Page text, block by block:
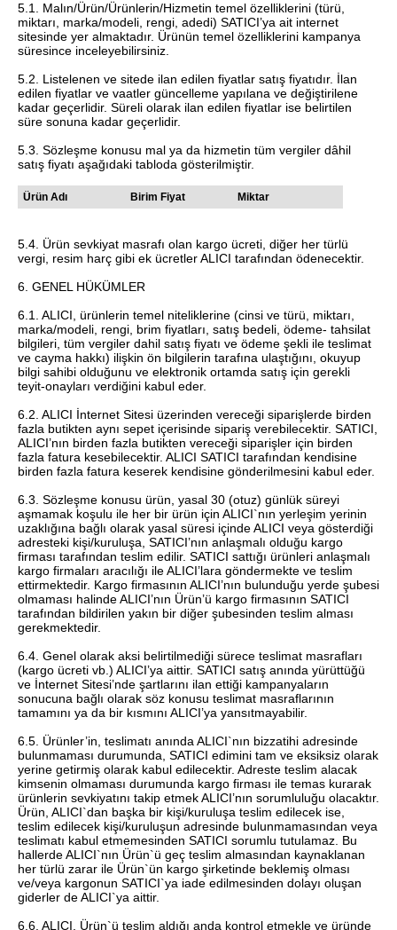
5.1. Malın/Ürün/Ürünlerin/Hizmetin temel özelliklerini (türü,
miktarı, marka/modeli, rengi, adedi) SATICI’ya ait internet
sitesinde yer almaktadır. Ürünün temel özelliklerini kampanya
süresince inceleyebilirsiniz.
5.2. Listelenen ve sitede ilan edilen fiyatlar satış fiyatıdır. İlan
edilen fiyatlar ve vaatler güncelleme yapılana ve değiştirilene
kadar geçerlidir. Süreli olarak ilan edilen fiyatlar ise belirtilen
süre sonuna kadar geçerlidir.
5.3. Sözleşme konusu mal ya da hizmetin tüm vergiler dâhil
satış fiyatı aşağıdaki tabloda gösterilmiştir.
Ürün Adı Birim Fiyat Miktar
5.4. Ürün sevkiyat masrafı olan kargo ücreti, diğer her türlü
vergi, resim harç gibi ek ücretler ALICI tarafından ödenecektir.
6. GENEL HÜKÜMLER
6.1. ALICI, ürünlerin temel niteliklerine (cinsi ve türü, miktarı,
marka/modeli, rengi, brim fiyatları, satış bedeli, ödeme- tahsilat
bilgileri, tüm vergiler dahil satış fiyatı ve ödeme şekli ile teslimat
ve cayma hakkı) ilişkin ön bilgilerin tarafına ulaştığını, okuyup
bilgi sahibi olduğunu ve elektronik ortamda satış için gerekli
teyit-onayları verdiğini kabul eder.
6.2. ALICI İnternet Sitesi üzerinden vereceği siparişlerde birden
fazla butikten aynı sepet içerisinde sipariş verebilecektir. SATICI,
ALICI’nın birden fazla butikten vereceği siparişler için birden
fazla fatura kesebilecektir. ALICI SATICI tarafından kendisine
birden fazla fatura keserek kendisine gönderilmesini kabul eder.
6.3. Sözleşme konusu ürün, yasal 30 (otuz) günlük süreyi
aşmamak koşulu ile her bir ürün için ALICI`nın yerleşim yerinin
uzaklığına bağlı olarak yasal süresi içinde ALICI veya gösterdiği
adresteki kişi/kuruluşa, SATICI’nın anlaşmalı olduğu kargo
firması tarafından teslim edilir. SATICI sattığı ürünleri anlaşmalı
kargo firmaları aracılığı ile ALICI’lara göndermekte ve teslim
ettirmektedir. Kargo firmasının ALICI’nın bulunduğu yerde şubesi
olmaması halinde ALICI’nın Ürün’ü kargo firmasının SATICI
tarafından bildirilen yakın bir diğer şubesinden teslim alması
gerekmektedir.
6.4. Genel olarak aksi belirtilmediği sürece teslimat masrafları
(kargo ücreti vb.) ALICI’ya aittir. SATICI satış anında yürüttüğü
ve İnternet Sitesi’nde şartlarını ilan ettiği kampanyaların
sonucuna bağlı olarak söz konusu teslimat masraflarının
tamamını ya da bir kısmını ALICI’ya yansıtmayabilir.
6.5. Ürünler’in, teslimatı anında ALICI`nın bizzatihi adresinde
bulunmaması durumunda, SATICI edimini tam ve eksiksiz olarak
yerine getirmiş olarak kabul edilecektir. Adreste teslim alacak
kimsenin olmaması durumunda kargo firması ile temas kurarak
ürünlerin sevkiyatını takip etmek ALICI’nın sorumluluğu olacaktır.
Ürün, ALICI`dan başka bir kişi/kuruluşa teslim edilecek ise,
teslim edilecek kişi/kuruluşun adresinde bulunmamasından veya
teslimatı kabul etmemesinden SATICI sorumlu tutulamaz. Bu
hallerde ALICI`nın Ürün`ü geç teslim almasından kaynaklanan
her türlü zarar ile Ürün`ün kargo şirketinde beklemiş olması
ve/veya kargonun SATICI`ya iade edilmesinden dolayı oluşan
giderler de ALICI`ya aittir.
6.6. ALICI, Ürün`ü teslim aldığı anda kontrol etmekle ve üründe